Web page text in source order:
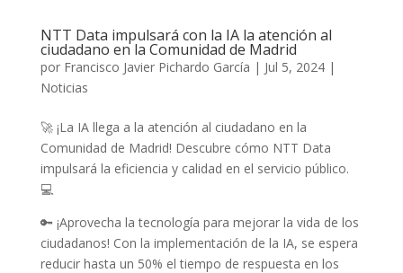
NTT Data impulsará con la IA la atención al
ciudadano en la Comunidad de Madrid
por Francisco Javier Pichardo García | Jul 5, 2024|
Noticias
🚀 ¡La IA llega a la atención al ciudadano en la
Comunidad de Madrid! Descubre cómo NTT Data
impulsará la eficiencia y calidad en el servicio público.
💻
🔑 ¡Aprovecha la tecnología para mejorar la vida de los
ciudadanos! Con la implementación de la IA, se espera
reducir hasta un 50% el tiempo de respuesta en los